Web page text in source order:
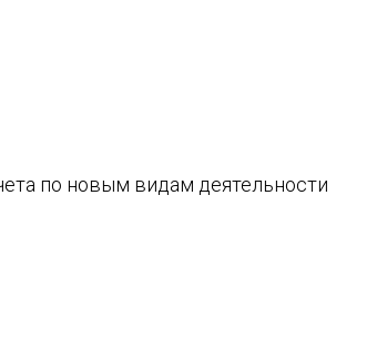
по новым видам деятельности